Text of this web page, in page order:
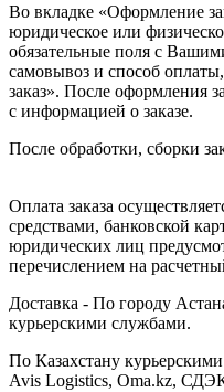
Во вкладке «Оформление
юридическое или
обязательные поля с
самовывоз и способ
заказ». После оформления
с информацией о заказе.
После обработки, сборки
Оплата заказа
средствами, банковской
юридических лиц
перечислением на
Доставка - По городу
курьерскими службами.
По Казахстану
Avis Logistics, Oma.kz,